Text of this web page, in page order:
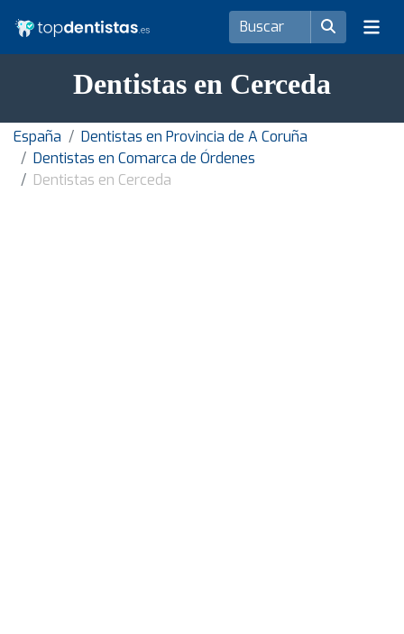
Dentistas en Cerceda
España
Dentistas en Provincia de A Coruña
Dentistas en Comarca de Órdenes
Dentistas en Cerceda